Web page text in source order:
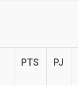
PTS PJ